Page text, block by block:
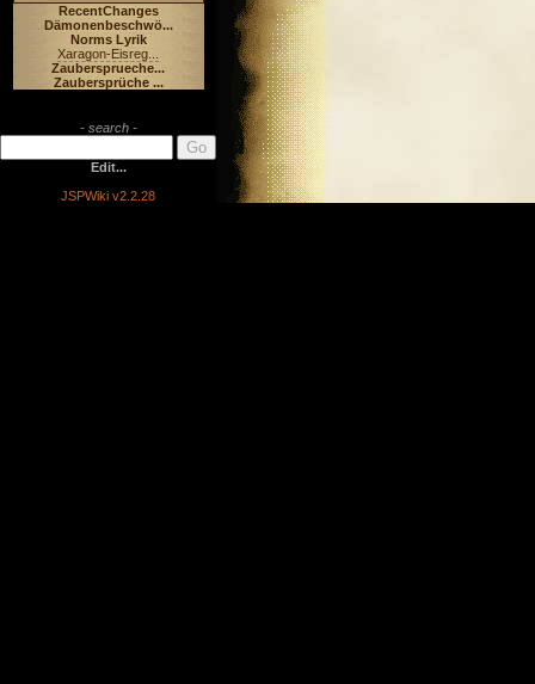
RecentChanges
Dämonenbeschwö...
Norms Lyrik
Xaragon-Eisreg...
Zaubersprueche...
Zaubersprüche ...
- search -
Edit...
JSPWiki v2.2.28